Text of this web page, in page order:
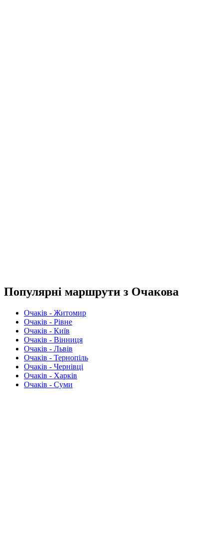
Популярні маршрути з Очакова
Очаків - Житомир
Очаків - Рівне
Очаків - Київ
Очаків - Вінниця
Очаків - Львів
Очаків - Тернопіль
Очаків - Чернівці
Очаків - Харків
Очаків - Суми